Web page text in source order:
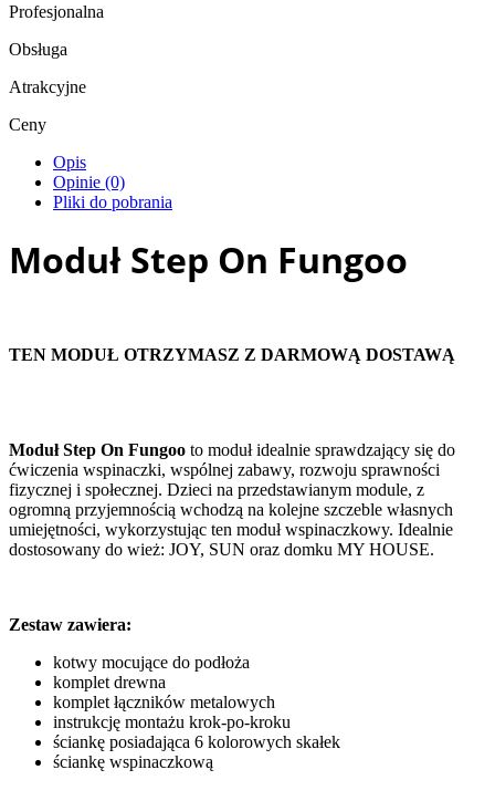
Profesjonalna
Obsługa
Atrakcyjne
Ceny
Opis
Opinie (0)
Pliki do pobrania
Moduł Step On Fungoo
TEN MODUŁ OTRZYMASZ Z DARMOWĄ DOSTAWĄ
Moduł Step On Fungoo to moduł idealnie sprawdzający się do
ćwiczenia wspinaczki, wspólnej zabawy, rozwoju sprawności
fizycznej i społecznej. Dzieci na przedstawianym module, z
ogromną przyjemnością wchodzą na kolejne szczeble własnych
umiejętności, wykorzystując ten moduł wspinaczkowy. Idealnie
dostosowany do wież: JOY, SUN oraz domku MY HOUSE.
Zestaw zawiera:
kotwy mocujące do podłoża
komplet drewna
komplet łączników metalowych
instrukcję montażu krok-po-kroku
ściankę posiadająca 6 kolorowych skałek
ściankę wspinaczkową